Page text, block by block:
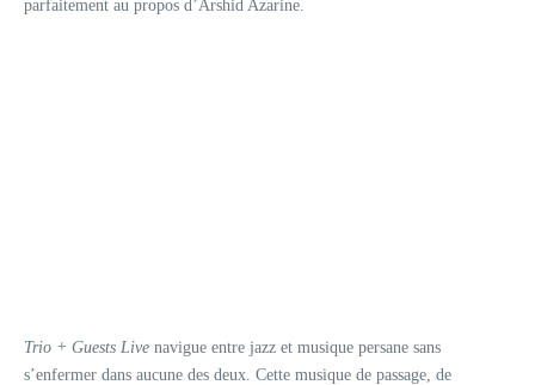
parfaitement au propos d’Arshid Azarine.
Trio + Guests Live navigue entre jazz et musique persane sans
s’enfermer dans aucune des deux. Cette musique de passage, de